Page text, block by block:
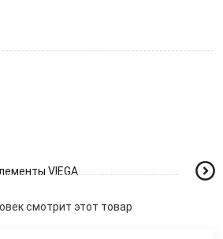
VIEGA
смотрит этот товар